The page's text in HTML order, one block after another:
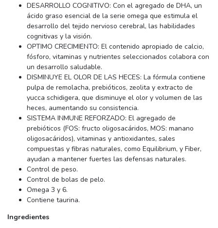
DESARROLLO COGNITIVO: Con el agregado de DHA, un
ácido graso esencial de la serie omega que estimula el
desarrollo del tejido nervioso cerebral, las habilidades
cognitivas y la visión.
OPTIMO CRECIMIENTO: El contenido apropiado de calcio,
fósforo, vitaminas y nutrientes seleccionados colabora con
un desarrollo saludable.
DISMINUYE EL OLOR DE LAS HECES: La fórmula contiene
pulpa de remolacha, prebióticos, zeolita y extracto de
yucca schidigera, que disminuye el olor y volumen de las
heces, aumentando su consistencia.
SISTEMA INMUNE REFORZADO: El agregado de
prebióticos (FOS: fructo oligosacáridos, MOS: manano
oligosacáridos), vitaminas y antioxidantes, sales
compuestas y fibras naturales, como Equilibrium, y Fiber,
ayudan a mantener fuertes las defensas naturales.
Control de peso.
Control de bolas de pelo.
Omega 3 y 6.
Contiene taurina.
Ingredientes